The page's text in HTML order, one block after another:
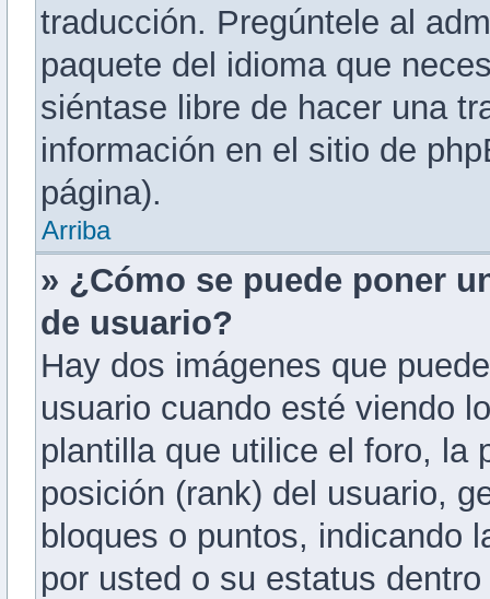
traducción. Pregúntele al
paquete del idioma que
siéntase libre de hacer una
información en el sitio de
página).
Arriba
» ¿Cómo se puede poner
de usuario?
Hay dos imágenes que
usuario cuando esté viendo
plantilla que utilice el foro, la
posición (rank) del usuario,
bloques o puntos, indicando
por usted o su estatus